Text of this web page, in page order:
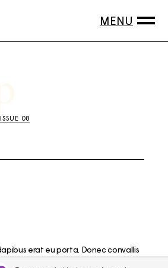
08
erat eu porta. Donec convallis
Integer tempus nulla a enim